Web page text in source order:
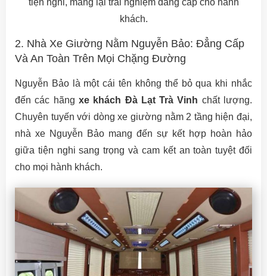
tiện nghi, mang lại trải nghiệm đẳng cấp cho hành
khách.
2. Nhà Xe Giường Nằm Nguyễn Bảo: Đẳng Cấp
Và An Toàn Trên Mọi Chặng Đường
Nguyễn Bảo là một cái tên không thể bỏ qua khi nhắc
đến các hãng xe khách Đà Lạt Trà Vinh chất lượng.
Chuyên tuyến với dòng xe giường nằm 2 tầng hiện đại,
nhà xe Nguyễn Bảo mang đến sự kết hợp hoàn hảo
giữa tiện nghi sang trọng và cam kết an toàn tuyệt đối
cho mọi hành khách.